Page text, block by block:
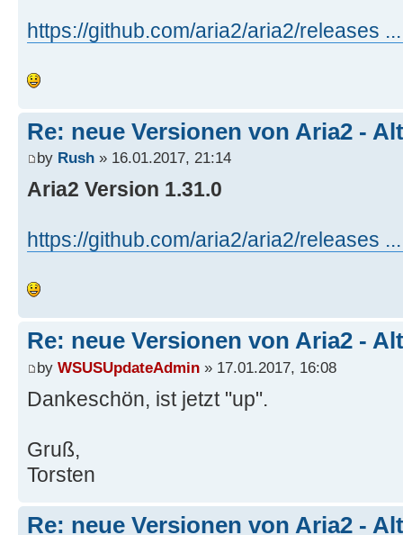
https://github.com/aria2/aria2/releases
Re: neue Versionen von Aria2 -
by Rush » 16.01.2017, 21:14
Aria2 Version 1.31.0
https://github.com/aria2/aria2/releases
Re: neue Versionen von Aria2 -
by WSUSUpdateAdmin » 17.01.2017, 16:08
Dankeschön, ist jetzt "up".
Gruß,
Torsten
Re: neue Versionen von Aria2 -